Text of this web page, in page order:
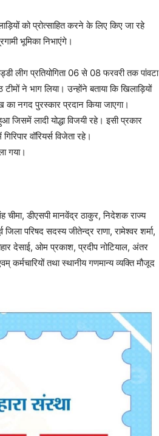
को प्रोत्साहित करने के लिए किए जा रहे
भूमिका निभाएंगे।
लीग प्रतियोगिता 06 से 08 फरवरी तक पांवटा
ने भाग लिया। उन्होंने बताया कि खिलाड़ियों
नगद पुरस्कार प्रदान किया जाएगा।
जिसमें लादी योद्धा विजयी रहे। इसी प्रकार
वॉरियर्स विजेता रहे।
गया।
चीमा, डीएसपी मानवेंद्र ठाकुर, निदेशक राज्य
परिषद सदस्य जीतेन्द्र राणा, रामेश्वर शर्मा,
देसाई, ओम प्रकाश, प्रदीप नोटियाल, अंतर
कर्मचारियों तथा स्थानीय गणमान्य व्यक्ति मौजूद